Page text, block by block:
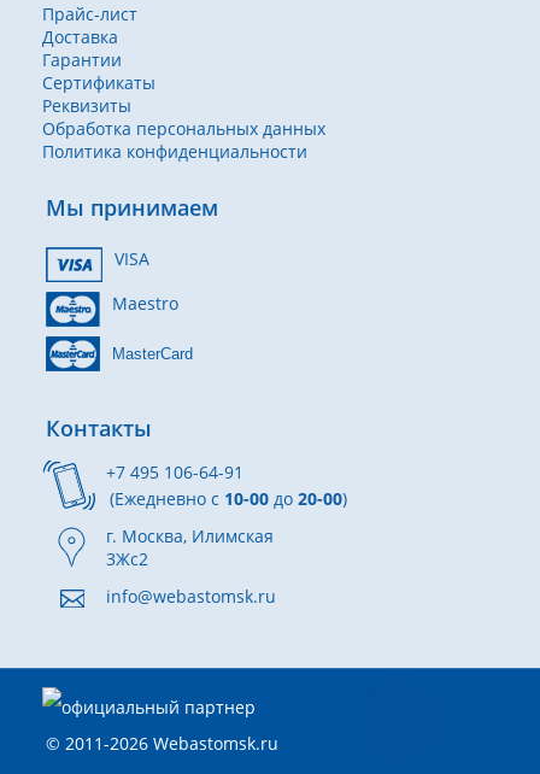
Прайс-лист
Доставка
Гарантии
Сертификаты
Реквизиты
Обработка персональных данных
Политика конфиденциальности
Мы принимаем
VISA
Maestro
MasterCard
Контакты
+7 495 106-64-91
(Ежедневно с 10-00 до 20-00)
г. Москва, Илимская
3Жс2
info@webastomsk.ru
© 2011-2026 Webastomsk.ru